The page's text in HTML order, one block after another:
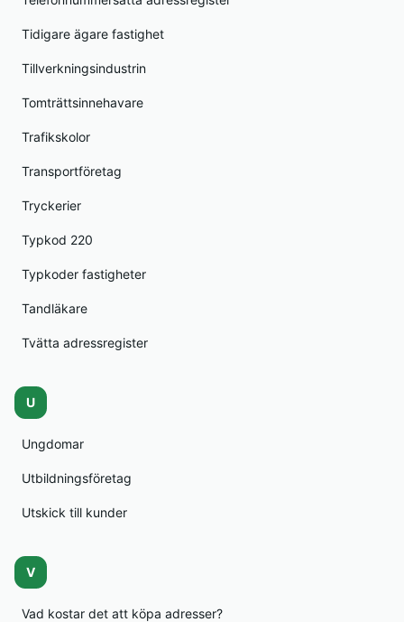
Tidigare ägare fastighet
Tillverkningsindustrin
Tomträttsinnehavare
Trafikskolor
Transportföretag
Tryckerier
Typkod 220
Typkoder fastigheter
Tandläkare
Tvätta adressregister
U
Ungdomar
Utbildningsföretag
Utskick till kunder
V
Vad kostar det att köpa adresser?